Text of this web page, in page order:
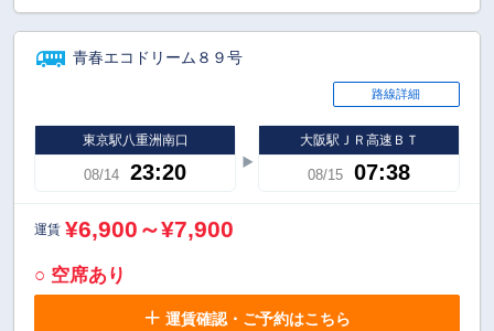
青春エコドリーム８９号
路線詳細
東京駅八重洲南口
08/14 23:20
大阪駅ＪＲ高速ＢＴ
08/15 07:38
運賃 ¥6,900～¥7,900
○ 空席あり
運賃確認・ご予約はこちら